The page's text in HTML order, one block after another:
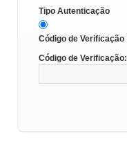
Tipo Autenticação
Código de Verificação
Código de Verificação: